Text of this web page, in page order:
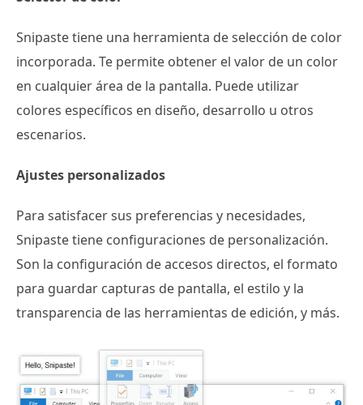
Snipaste tiene una herramienta de selección de color
incorporada. Te permite obtener el valor de un color
en cualquier área de la pantalla. Puede utilizar
colores específicos en diseño, desarrollo u otros
escenarios.
Ajustes personalizados
Para satisfacer sus preferencias y necesidades,
Snipaste tiene configuraciones de personalización.
Son la configuración de accesos directos, el formato
para guardar capturas de pantalla, el estilo y la
transparencia de las herramientas de edición, y más.